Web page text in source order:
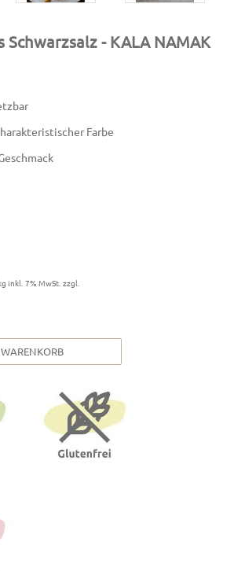
Schwarzsalz - KALA NAMAK
Farbe
inkl. 7% MwSt. zzgl.